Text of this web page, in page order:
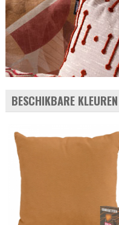
BESCHIKBARE KLEUREN